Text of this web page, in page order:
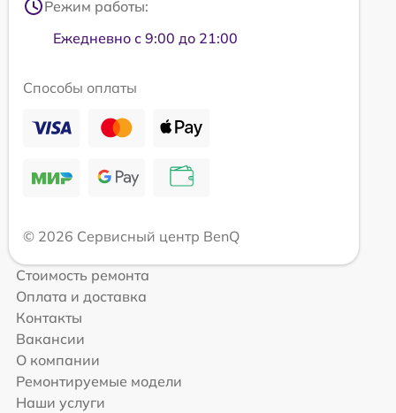
Режим работы:
Ежедневно с 9:00 до 21:00
Способы оплаты
© 2026 Сервисный центр BenQ
Стоимость ремонта
Оплата и доставка
Контакты
Вакансии
О компании
Ремонтируемые модели
Наши услуги